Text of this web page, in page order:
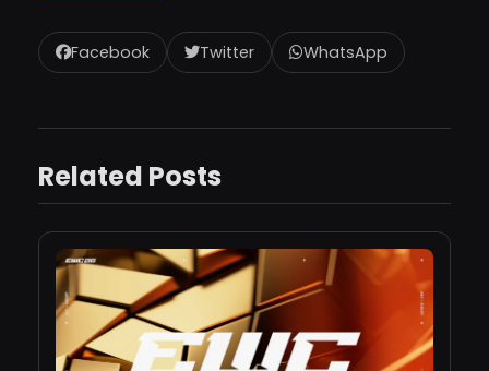
Facebook Twitter WhatsApp
Related Posts